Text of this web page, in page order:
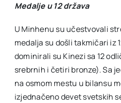
Medalje u 12 država
U Minhenu su učestvovali
medalja su došli takmičari iz
dominirali su Kinezi sa 12
srebrnih i četiri bronze). Sa
na osmom mestu u bilansu
izjednačeno devet svetskih